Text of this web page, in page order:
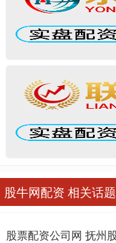
股牛网配资 相关话题